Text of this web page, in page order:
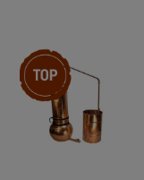
confezione